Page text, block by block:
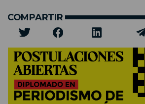
COMPARTIR